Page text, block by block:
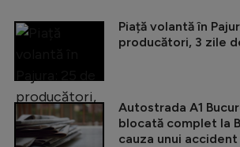
Piață volantă în
producători, 3 zile
Autostrada A1
blocată complet la
cauza unui accident